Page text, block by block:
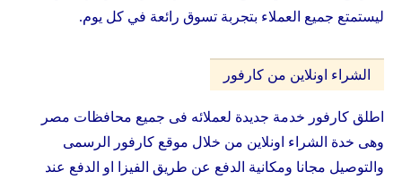
ليستمتع جميع العملاء بتجربة تسوق رائعة في كل يوم.
الشراء اونلاين من كارفور
اطلق كارفور خدمة جديدة لعملائه فى جميع محافظات مصر
وهى خدة الشراء اونلاين من خلال موقع كارفور الرسمى
والتوصيل مجانا ومكانية الدفع عن طريق الفيزا او الدفع عند